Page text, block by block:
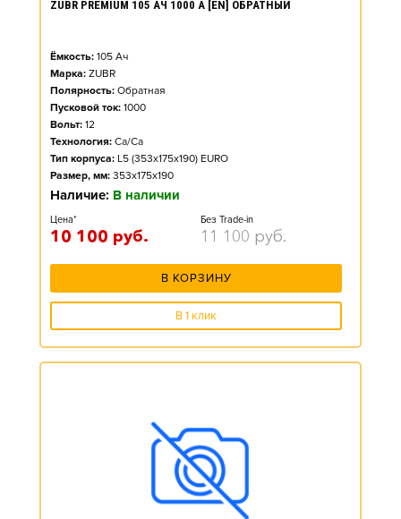
ZUBR PREMIUM 105 АЧ 1000 А [EN] ОБРАТНЫЙ
Ёмкость: 105 Ач
Марка: ZUBR
Полярность: Обратная
Пусковой ток: 1000
Вольт: 12
Технология: Ca/Ca
Тип корпуса: L5 (353x175x190) EURO
Размер, мм: 353x175x190
Наличие: В наличии
Цена*
10 100 руб.
Без Trade-in
11 100 руб.
В КОРЗИНУ
В 1 клик